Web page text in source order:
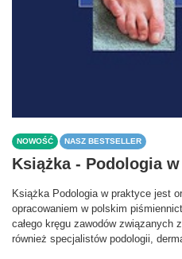
NOWOŚĆ NASZ BESTSELLER
Książka - Podologia
Książka Podologia w praktyce jest
opracowaniem w polskim
całego kręgu zawodów
również specjalistów podologii,